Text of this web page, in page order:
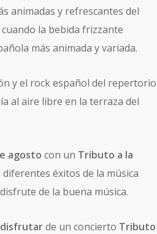
animadas y refrescantes del
la bebida frizzante
más animada y variada.
y el rock español del repertorio
al aire libre en la terraza del
agosto con un Tributo a la
éxitos de la música
de la buena música.
disfrutarde un concierto Tributo